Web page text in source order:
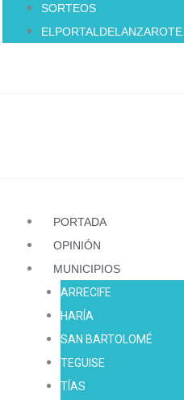
SORTEOS
PORTADA
OPINIÓN
MUNICIPIOS
ARRECIFE
HARÍA
SAN BARTOLOMÉ
TEGUISE
TÍAS